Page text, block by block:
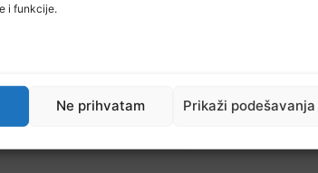
i funkcije.
Ne prihvatam Prikaži podešavanja